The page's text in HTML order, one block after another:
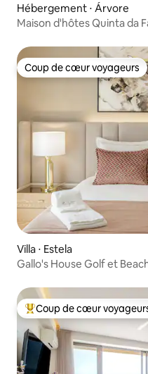
Hébergement ⋅ Árvore
Maison d'hôtes Quinta da
Coup de cœur voyageurs
Coup de cœur voyageurs
Villa ⋅ Estela
Gallo's House Golf et
Coups de cœur voyageurs
Coup de cœur